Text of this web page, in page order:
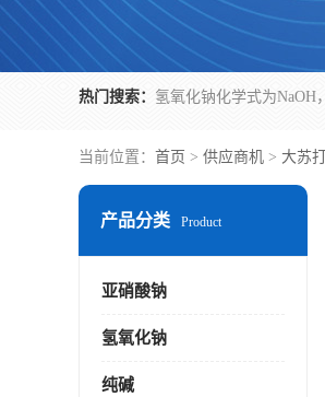
热门搜索：
当前位置： 首页 > 供应商机 > 大苏打
产品分类 Product
亚硝酸钠
氢氧化钠
纯碱